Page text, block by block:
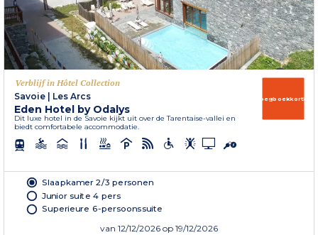
Verblijf in Hôtel Collection
Savoie | Les Arcs
Eden Hotel by Odalys
Dit luxe hotel in de Savoie kijkt uit over de Tarentaise-vallei en
biedt comfortabele accommodatie.
Vroegboekkorting
Slaapkamer 2/3 personen
Junior suite 4 pers
Superieure 6-persoonssuite
van 12/12/2026 op 19/12/2026